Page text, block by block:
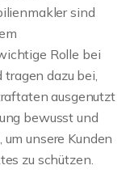
sind
Rolle bei
dazu bei,
ausgenutzt
bewusst und
unsere Kunden
zu schützen.